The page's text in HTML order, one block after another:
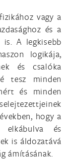
vagy a
és a
A legkisebb
logikája,
és csalóka
tesz minden
és minden
hogy a
és
is áldozatává
ámításának.